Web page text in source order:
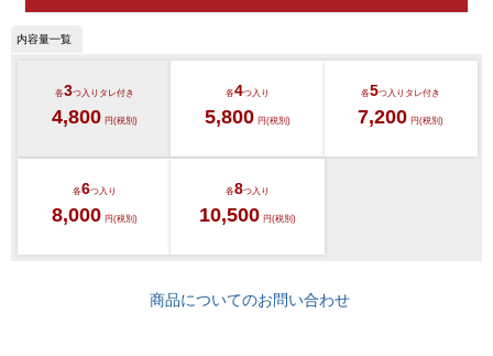
各3つ入り タレ付き
4,800 円(税別)
各4つ入り
5,800 円(税別)
各5つ入り タレ付き
7,200 円(税別)
各6つ入り
8,000 円(税別)
各8つ入り
10,500 円(税別)
商品についてのお問い合わせ